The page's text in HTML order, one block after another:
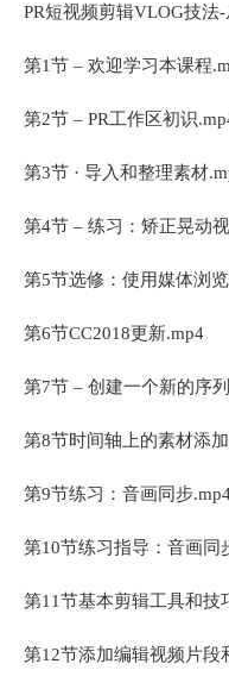
PR短视频剪辑VLOG技法
第1节 – 欢迎学习本课程
第2节 – PR工作区初识
第3节 · 导入和整理素材
第4节 – 练习：矫正晃动
第5节选修：使用媒体浏
第6节CC2018更新.mp4
第7节 – 创建一个新的序
第8节时间轴上的素材添
第9节练习：音画同步
第10节练习指导：音画同
第11节基本剪辑工具和技
第12节添加编辑视频片段